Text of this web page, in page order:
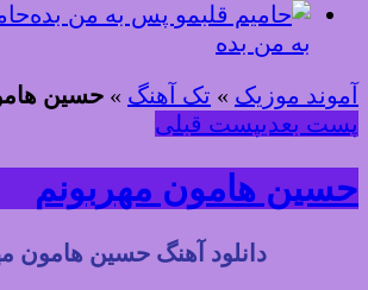
به من بده
آموند موزیک » تک آهنگ » حسین
پست بعدیپست قبلی
حسین هامون مهربونم
دانلود آهنگ حسین هامون